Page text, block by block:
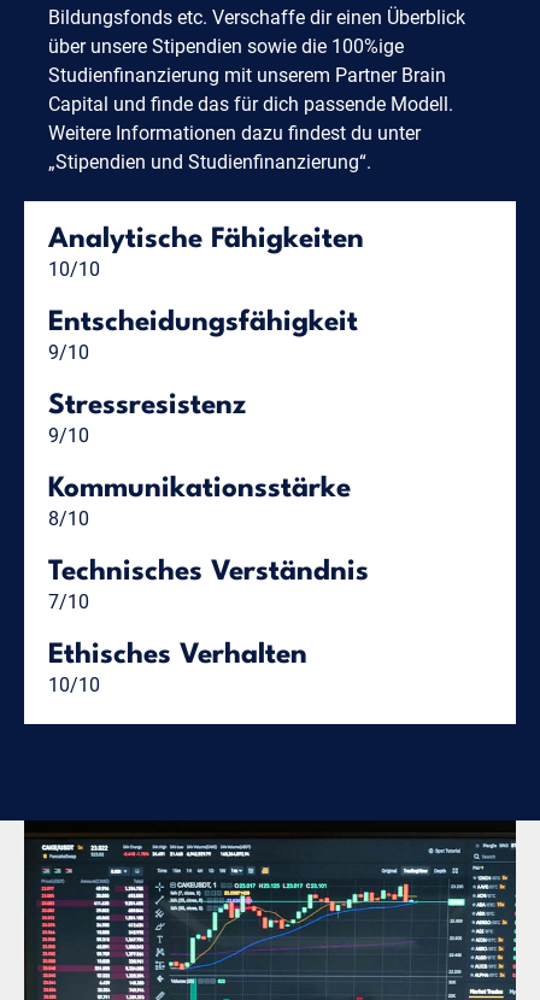
Bildungsfonds etc. Verschaffe dir einen Überblick
über unsere Stipendien sowie die 100%ige
Studienfinanzierung mit unserem Partner Brain
Capital und finde das für dich passende Modell.
Weitere Informationen dazu findest du unter
„Stipendien und Studienfinanzierung“.
Analytische Fähigkeiten
10/10
Entscheidungsfähigkeit
9/10
Stressresistenz
9/10
Kommunikationsstärke
8/10
Technisches Verständnis
7/10
Ethisches Verhalten
10/10